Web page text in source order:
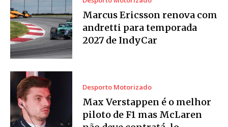
Marcus Ericsson renova com
andretti para temporada
2027 de IndyCar
Desporto Motorizado
Max Verstappen é o melhor
piloto de F1 mas McLaren